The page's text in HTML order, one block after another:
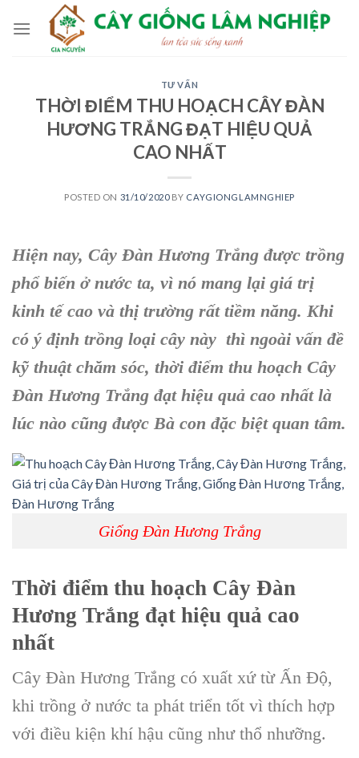
TƯ VẤN
THỜI ĐIỂM THU HOẠCH CÂY ĐÀN
HƯƠNG TRẮNG ĐẠT HIỆU QUẢ
CAO NHẤT
POSTED ON 31/10/2020BY CAYGIONGLAMNGHIEP
Hiện nay, Cây Đàn Hương Trắng được trồng
phổ biến ở nước ta, vì nó mang lại giá trị
kinh tế cao và thị trường rất tiềm năng. Khi
có ý định trồng loại cây này thì ngoài vấn đề
kỹ thuật chăm sóc, thời điểm thu hoạch Cây
Đàn Hương Trắng đạt hiệu quả cao nhất là
lúc nào cũng được Bà con đặc biệt quan tâm.
Giống Đàn Hương Trắng
Thời điểm thu hoạch Cây Đàn
Hương Trắng đạt hiệu quả cao
nhất
Cây Đàn Hương Trắng có xuất xứ từ Ấn Độ,
khi trồng ở nước ta phát triển tốt vì thích hợp
với điều kiện khí hậu cũng như thổ nhưỡng.